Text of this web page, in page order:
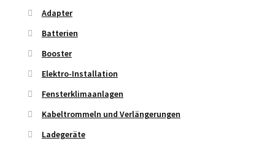
Adapter
Batterien
Booster
Elektro-Installation
Fensterklimaanlagen
Kabeltrommeln und Verlängerungen
Ladegeräte